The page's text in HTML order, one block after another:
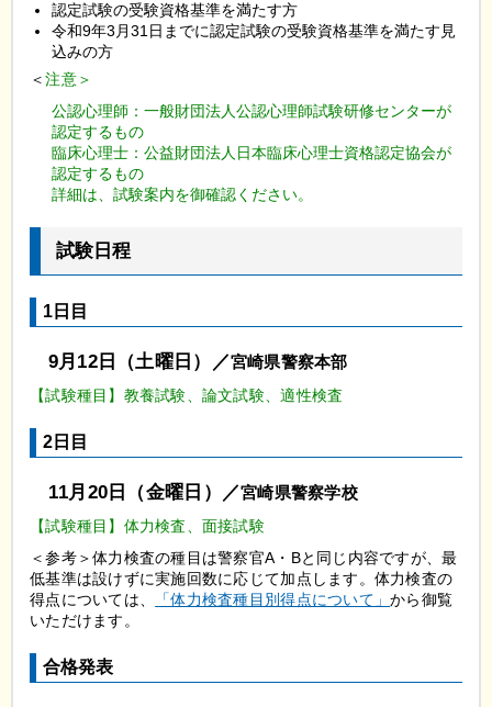
認定試験の受験資格基準を満たす方
令和9年3月31日までに認定試験の受験資格基準を満たす見
込みの方
＜注意＞
公認心理師：一般財団法人公認心理師試験研修センターが
認定するもの
臨床心理士：公益財団法人日本臨床心理士資格認定協会が
認定するもの
詳細は、試験案内を御確認ください。
試験日程
1日目
9月12日（土曜日）／宮崎県警察本部
【試験種目】教養試験、論文試験、適性検査
2日目
11月20日（金曜日）／宮崎県警察学校
【試験種目】体力検査、面接試験
＜参考＞体力検査の種目は警察官A・Bと同じ内容ですが、最
低基準は設けずに実施回数に応じて加点します。体力検査の
得点については、
「体力検査種目別得点について」から御覧
いただけます。
合格発表